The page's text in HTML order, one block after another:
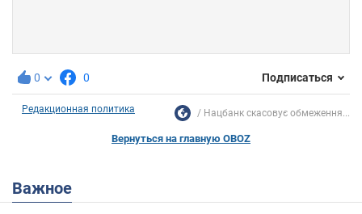
0 0 Подписаться
Редакционная политика Нацбанк скасовує обмеження...
Вернуться на главную OBOZ
Важное